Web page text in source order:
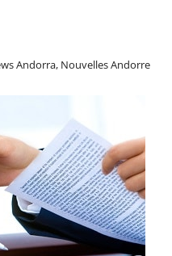
Andorra, Nouvelles Andorre